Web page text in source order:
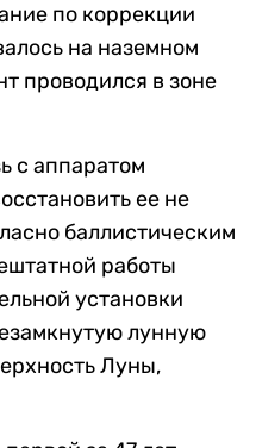
по коррекции
на наземном
проводился в зоне
с аппаратом
ее не
баллистическим
работы
установки
лунную
Луны,